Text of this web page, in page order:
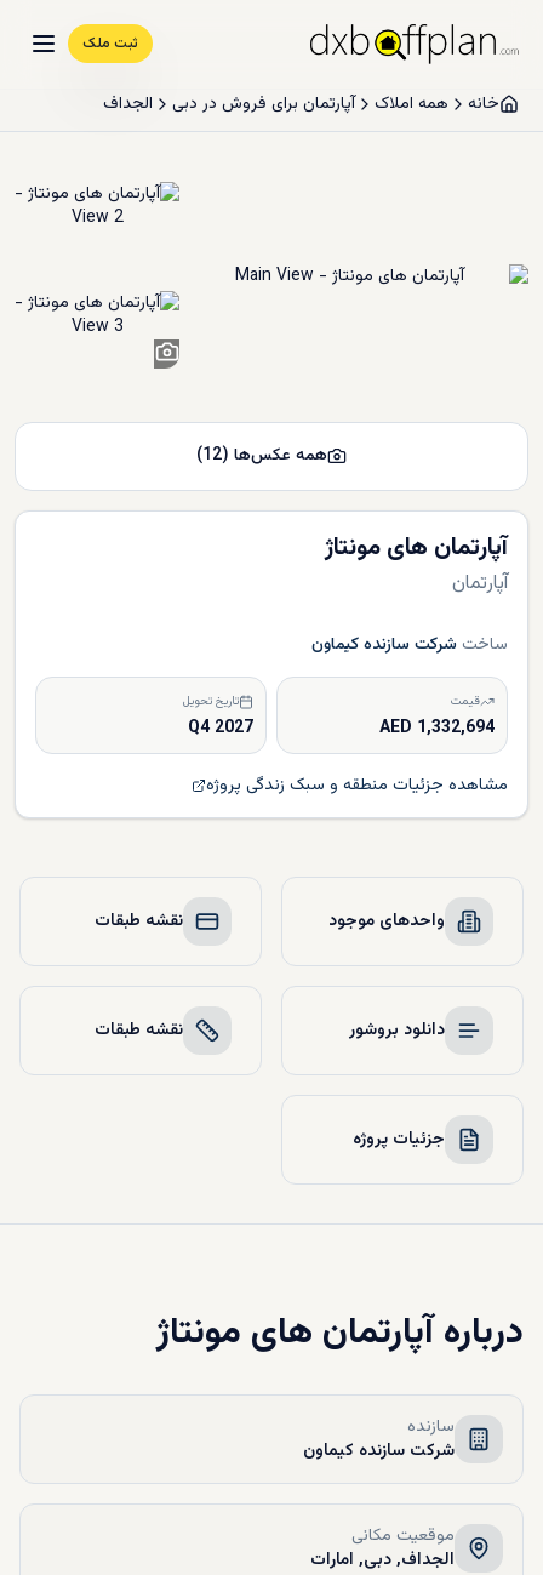
ثبت ملک
خانه همه املاک آپارتمان برای فروش در دبی الجداف
آپارتمان‌ های مونتاژ
آپارتمان
ساخت شرکت سازنده کیماون
قیمت
1,332,694 AED
تاریخ تحویل
Q4 2027
مشاهده جزئیات منطقه و سبک زندگی پروژه
همه عکس‌ها (
12
)
واحدهای موجود نقشه طبقات
دانلود بروشور نقشه طبقات
جزئیات پروژه
دربارهآپارتمان‌ های مونتاژ
سازنده
شرکت سازنده کیماون
موقعیت مکانی
الجداف, دبی, امارات